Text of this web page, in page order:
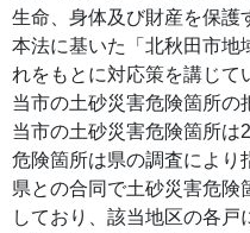
生命、身体及び財産を保護
本法に基いた「北秋田市地
れをもとに対応策を講じて
当市の土砂災害危険箇所の
当市の土砂災害危険箇所は
危険箇所は県の調査により
県との合同で土砂災害危険
しており、該当地区の各